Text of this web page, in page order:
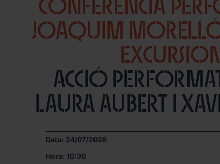
JOAQUIM MORELLÓ,
Acció
Laura Aubert i
Data: 24/07/2026
Hora: 10:30